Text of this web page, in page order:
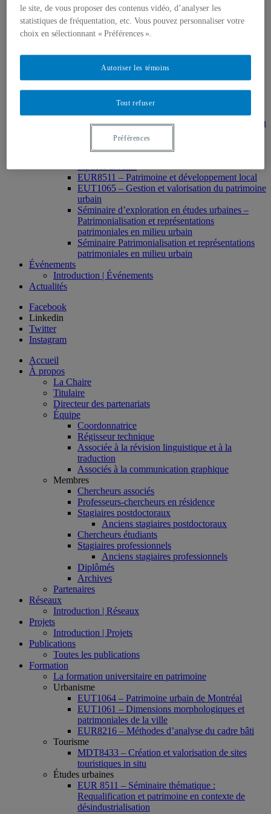
MSL9006 La patrimonialisation
Histoire de l’art
HAR2644 – Animation, communications,
gestion en patrimoine
Stages
MDT8001 – Épistémologie des études
touristiques
MDT8101 – Culture et tourisme
EUR7102 – Dimensions sociales et culturelles du
EUR8460 – Patrimoine et requalification des
EUR8511 – Patrimoine et développement local
EUT1065 – Gestion et valorisation du patrimoine
urbain
Séminaire d’exploration en études urbaines –
Patrimonialisation et représentations
patrimoniales en milieu urbain
Séminaire Patrimonialisation et représentations
patrimoniales en milieu urbain
Événements
Introduction | Événements
Actualités
Facebook
Linkedin
Twitter
Instagram
Accueil
À propos
La Chaire
Titulaire
Directeur des partenariats
Équipe
Coordonnatrice
Régisseur technique
Associée à la révision linguistique et à la
traduction
Associés à la communication graphique
Membres
Chercheurs associés
Professeurs-chercheurs en résidence
Stagiaires postdoctoraux
Anciens stagiaires postdoctoraux
Chercheurs étudiants
Stagiaires professionnels
Anciens stagiaires professionnels
Diplômés
Archives
Partenaires
Réseaux
Introduction | Réseaux
Projets
Introduction | Projets
Publications
Toutes les publications
Formation
La formation universitaire en patrimoine
Urbanisme
EUT1064 – Patrimoine urbain de Montréal
EUT1061 – Dimensions morphologiques et
patrimoniales de la ville
EUR8216 – Méthodes d’analyse du cadre bâti
Tourisme
MDT8433 – Création et valorisation de sites
touristiques in situ
Études urbaines
EUR 8511 – Séminaire thématique :
Requalification et patrimoine en contexte de
désindustrialisation
le site, de vous proposer des contenus vidéo, d’analyser les
statistiques de fréquentation, etc. Vous pouvez personnaliser votre
choix en sélectionnant « Préférences ».
Tout refuser
Autoriser les témoins
Préférences